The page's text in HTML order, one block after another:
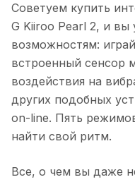
Советуем купить
G Kiiroo Pearl 2, и вы
возможностям:
встроенный сенсор
воздействия на
других подобных
on-line. Пять
найти свой ритм.
Все, о чем вы даже